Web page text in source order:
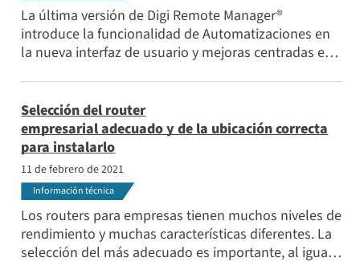
La última versión de Digi Remote Manager®
introduce la funcionalidad de Automatizaciones en
la nueva interfaz de usuario y mejoras centradas en
la certificación FirstNet®.
Selección del router
empresarial adecuado y de la ubicación correcta
para instalarlo
11 de febrero de 2021
Información técnica
Los routers para empresas tienen muchos niveles de
rendimiento y muchas características diferentes. La
selección del más adecuado es importante, al igual